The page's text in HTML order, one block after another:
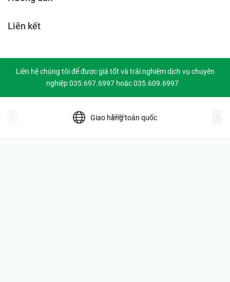
Liên kết
Liên hệ chúng tôi để được giá tốt và trải nghiệm dịch vụ chuyên
nghiệp 035.697.6997 hoặc 035.609.6997
Giao hàng toàn quốc
prev